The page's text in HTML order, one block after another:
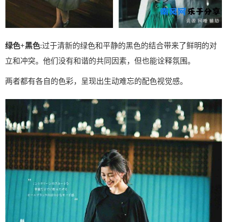
绿色+黑色:过于清新的绿色和平静的黑色的结合带来了鲜明的对
立和冲突。他们没有和谐的共同因素，但也能诠释氛围。
两者都有各自的色彩，呈现出生动难忘的配色视觉感。